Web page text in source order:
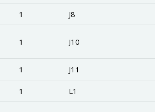
1 J8
1 J10
1 J11
1 L1